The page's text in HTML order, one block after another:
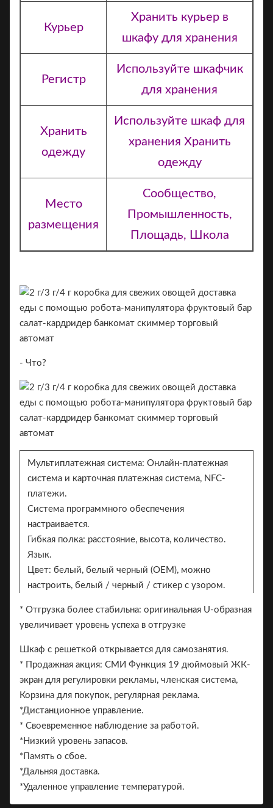
Курьер
Хранить курьер в
шкафу для хранения
Регистр
Используйте шкафчик
для хранения
Хранить
одежду
Используйте шкаф для
хранения Хранить
одежду
Место
размещения
Сообщество,
Промышленность,
Площадь, Школа
- Что?
Мультиплатежная система: Онлайн-платежная
система и карточная платежная система, NFC-
платежи.
Система программного обеспечения
настраивается.
Гибкая полка: расстояние, высота, количество.
Язык.
Цвет: белый, белый черный (OEM), можно
настроить, белый / черный / стикер с узором.
для брендинга
Основные особенности:
* Отгрузка более стабильна: оригинальная U-образная
увеличивает уровень успеха в отгрузке
Шкаф с решеткой открывается для самозанятия.
* Продажная акция: СМИ Функция 19 дюймовый ЖК-
экран для регулировки рекламы, членская система,
Корзина для покупок, регулярная реклама.
*Дистанционное управление.
* Своевременное наблюдение за работой.
*Низкий уровень запасов.
*Память о сбое.
*Дальняя доставка.
*Удаленное управление температурой.